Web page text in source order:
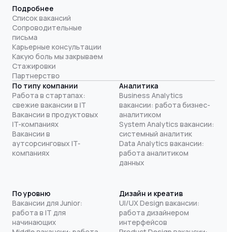
Подробнее
Список вакансий
Сопроводительные
письма
Карьерные консультации
Какую боль мы закрываем
Стажировки
Партнерство
По типу компании
Работа в стартапах:
свежие вакансии в IT
Вакансии в продуктовых
IT-компаниях
Вакансии в
аутсорсинговых IT-
компаниях
Аналитика
Business Analytics
вакансии: работа бизнес-
аналитиком
System Analytics вакансии:
системный аналитик
Data Analytics вакансии:
работа аналитиком
данных
По уровню
Вакансии для Junior:
работа в IT для
начинающих
Дизайн и креатив
UI/UX Design вакансии:
работа дизайнером
интерфейсов